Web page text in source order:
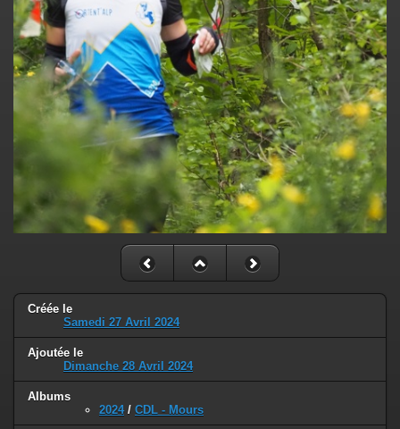
Créée le
Samedi 27 Avril 2024
Ajoutée le
Dimanche 28 Avril 2024
Albums
2024/ CDL - Mours